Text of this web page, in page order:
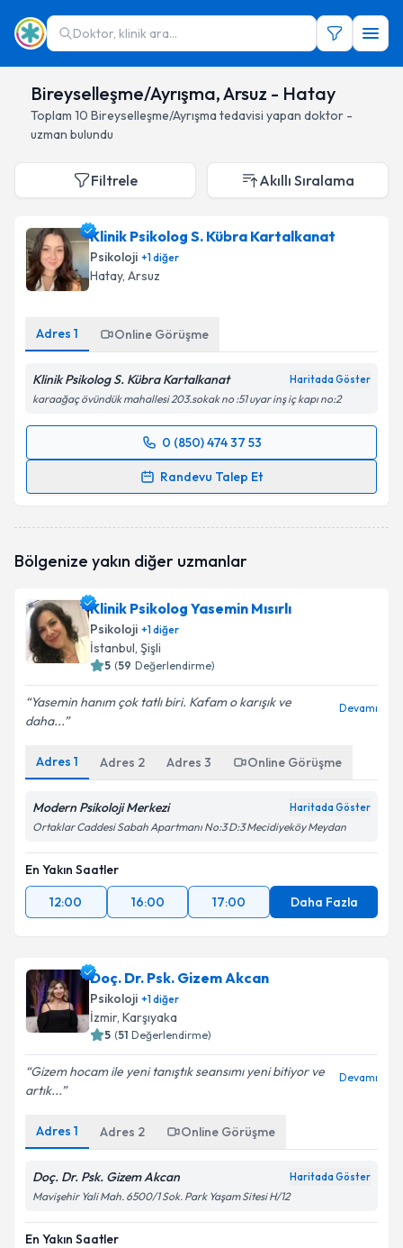
Doktor, klinik ara...
Bireyselleşme/Ayrışma, Arsuz - Hatay
Toplam 10 Bireyselleşme/Ayrışma tedavisi yapan doktor -
uzman bulundu
Filtrele Akıllı Sıralama
Klinik Psikolog S. Kübra Kartalkanat
Psikoloji +1diğer
Hatay, Arsuz
Adres 1 Online Görüşme
Klinik Psikolog S. Kübra Kartalkanat Haritada Göster
karaağaç övündük mahallesi 203.sokak no :51 uyar inş iç kapı no:2
0 (850) 474 37 53
Randevu Talep Et
Randevu Takvimi Talebi
takvimi talebi oluşturun. Size bu uzmandan randevu
bilgilendireceğiz.
E-posta Adresiniz
Kişisel verilerimin işlenmesine ilişkinAydınlatma
Metni'ni okudum ve kişisel verilerimin belirtilen
Takvim Talebini Gönder
Bölgenize yakın diğer uzmanlar
Klinik Psikolog Yasemin Mısırlı
Psikoloji +1diğer
İstanbul, Şişli
5 (59 Değerlendirme)
Yasemin hanım çok tatlı biri. Kafam o karışık ve
daha...
Devamı
Adres 1 Adres 2 Adres 3 Online Görüşme
Modern Psikoloji Merkezi Haritada Göster
Ortaklar Caddesi Sabah Apartmanı No:3 D:3 Mecidiyeköy Meydan
En Yakın Saatler
12:00
16:00 17:00 Daha Fazla
Doç. Dr. Psk. Gizem Akcan
Psikoloji +1diğer
İzmir, Karşıyaka
5 (51 Değerlendirme)
Gizem hocam ile yeni tanıştık seansımı yeni bitiyor ve
artık...
Devamı
Adres 1 Adres 2 Online Görüşme
Doç. Dr. Psk. Gizem Akcan Haritada Göster
Mavişehir Yali Mah. 6500/1 Sok. Park Yaşam Sitesi H/12
En Yakın Saatler